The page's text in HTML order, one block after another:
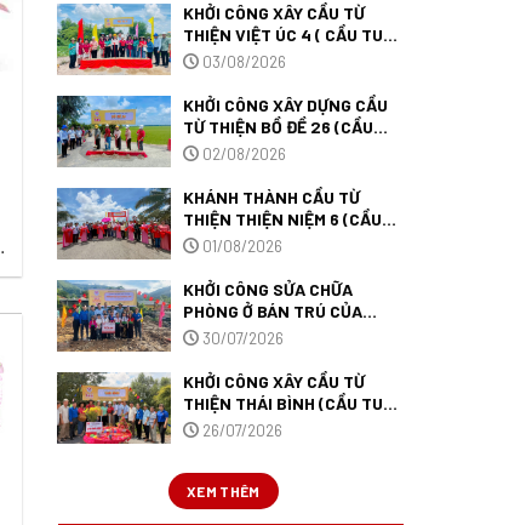
KHỞI CÔNG XÂY CẦU TỪ
THIỆN VIỆT ÚC 4 ( CẦU TUỆ
TÂM 546 ) TẠI TÂY NINH.
03/08/2026
KHỞI CÔNG XÂY DỰNG CẦU
TỪ THIỆN BỒ ĐỀ 26 (CẦU
TUỆ TÂM 545) TẠI TỈNH TÂY
02/08/2026
KHÁNH THÀNH CẦU TỪ
THIỆN THIỆN NIỆM 6 (CẦU
TUỆ TÂM 527) TẠI TỈNH AN
01/08/2026
KHỞI CÔNG SỬA CHỮA
PHÒNG Ở BÁN TRÚ CỦA
TRƯỜNG PTDTBT TIỂU HỌC
TÂM 09) TẠI TỈNH ĐIỆN
BIÊN.
30/07/2026
KHỞI CÔNG XÂY CẦU TỪ
THIỆN THÁI BÌNH (CẦU TUỆ
TÂM 544) TẠI ĐỒNG THÁP.
26/07/2026
XEM THÊM